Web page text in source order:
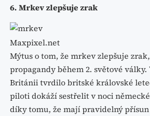
6. Mrkev zlepšuje zrak
Maxpixel.net
Mýtus o tom, že mrkev zlepšuje
propagandy během 2. světové války.
Británii tvrdilo britské královské
piloti dokáží sestřelit v noci
díky tomu, že mají pravidelný